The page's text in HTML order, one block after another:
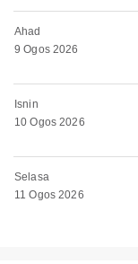
Ahad
9 Ogos 2026
Isnin
10 Ogos 2026
Selasa
11 Ogos 2026